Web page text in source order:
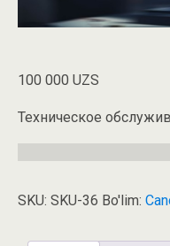
100 000 UZS
Техническое
SKU: SKU-36 Bo'lim: